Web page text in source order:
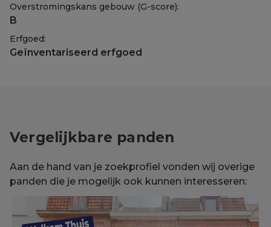
Overstromingskans gebouw (G-score):
B
Erfgoed:
Geïnventariseerd erfgoed
Vergelijkbare panden
Aan de hand van je zoekprofiel vonden wij overige
panden die je mogelijk ook kunnen interesseren: